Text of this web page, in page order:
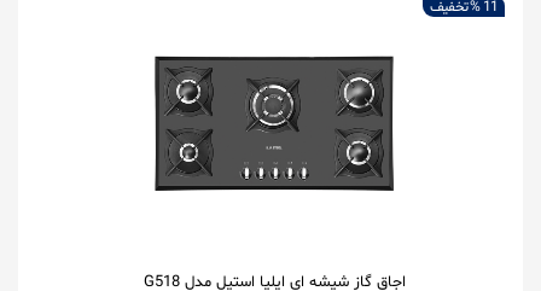
11 % تخفیف
اجاق گاز شیشه ای ایلیا استیل مدل G518